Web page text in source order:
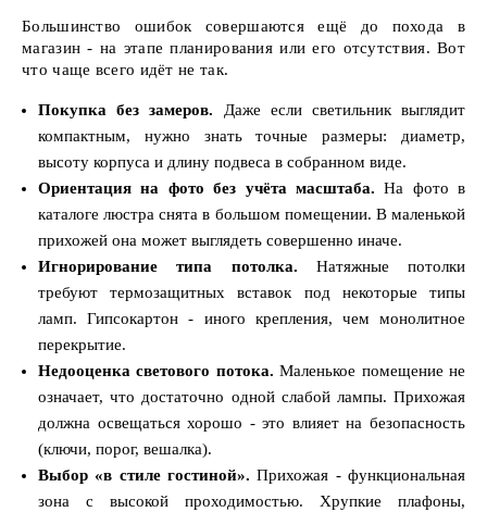
Большинство ошибок совершаются ещё до похода в
магазин - на этапе планирования или его отсутствия. Вот
что чаще всего идёт не так.
Покупка без замеров. Даже если светильник выглядит
компактным, нужно знать точные размеры: диаметр,
высоту корпуса и длину подвеса в собранном виде.
Ориентация на фото без учёта масштаба. На фото в
каталоге люстра снята в большом помещении. В маленькой
прихожей она может выглядеть совершенно иначе.
Игнорирование типа потолка. Натяжные потолки
требуют термозащитных вставок под некоторые типы
ламп. Гипсокартон - иного крепления, чем монолитное
перекрытие.
Недооценка светового потока. Маленькое помещение не
означает, что достаточно одной слабой лампы. Прихожая
должна освещаться хорошо - это влияет на безопасность
(ключи, порог, вешалка).
Выбор «в стиле гостиной». Прихожая - функциональная
зона с высокой проходимостью. Хрупкие плафоны,